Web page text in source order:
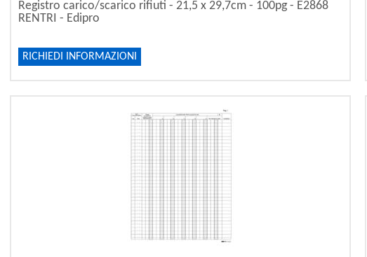
Registro carico/scarico rifiuti - 21,5 x 29,7cm - 100pg - E2868
RENTRI - Edipro
RICHIEDI INFORMAZIONI